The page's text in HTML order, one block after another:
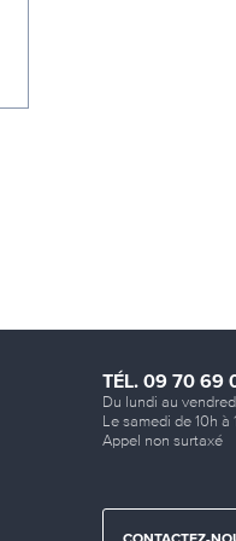
TÉL. 09 70 69
Du lundi au
Le samedi de 10h à
Appel non surtaxé